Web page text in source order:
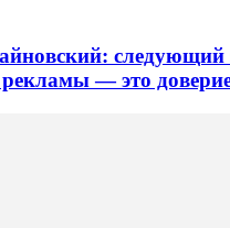
следующий
— это